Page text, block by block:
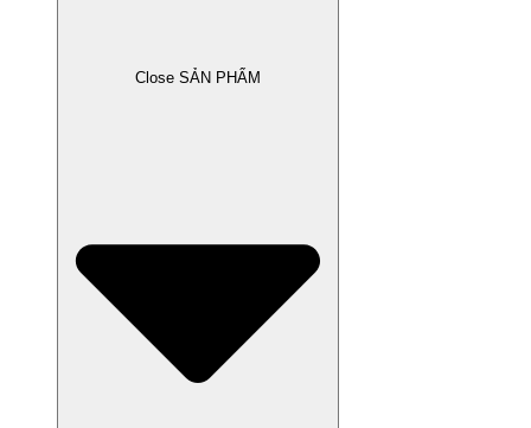
Close SẢN PHẨM